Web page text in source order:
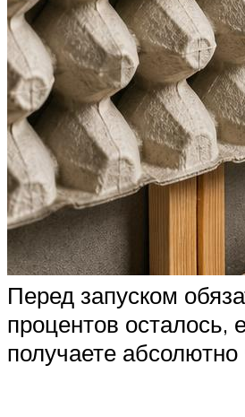
Перед запуском
процентов осталось,
получаете